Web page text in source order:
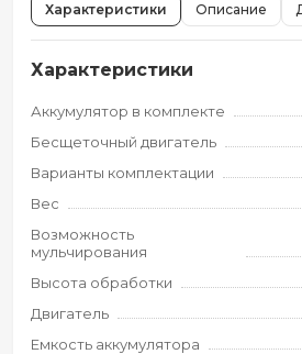
Характеристики Описание
Характеристики
Аккумулятор в комплекте
Бесщеточный двигатель
Варианты комплектации
Вес
Возможность
мульчирования
Высота обработки
Двигатель
Емкость аккумулятора